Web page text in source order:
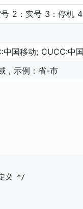
号 2：实号 3：停机
国移动; CUCC:中
，示例：省-市
义 */